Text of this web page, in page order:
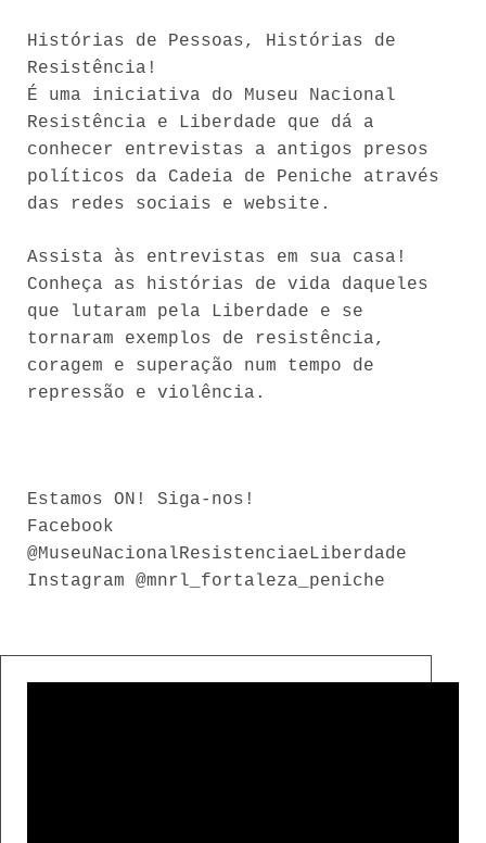
Histórias de Pessoas, Histórias de
Resistência!
É uma iniciativa do Museu Nacional
Resistência e Liberdade que dá a
conhecer entrevistas a antigos presos
políticos da Cadeia de Peniche através
das redes sociais e website.
Assista às entrevistas em sua casa!
Conheça as histórias de vida daqueles
que lutaram pela Liberdade e se
tornaram exemplos de resistência,
coragem e superação num tempo de
repressão e violência.
Estamos ON! Siga-nos!
Facebook
@MuseuNacionalResistenciaeLiberdade
Instagram @mnrl_fortaleza_peniche